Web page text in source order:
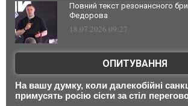
Повний текст резонансного
Федорова
18.07.2026 09:27
ОПИТУВАННЯ
На вашу думку, коли далекобійні
примусять росію сісти за стіл